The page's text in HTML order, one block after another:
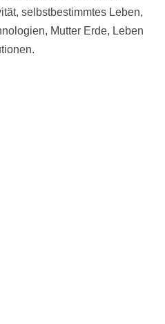
selbstbestimmtes Leben,
Mutter Erde, Leben